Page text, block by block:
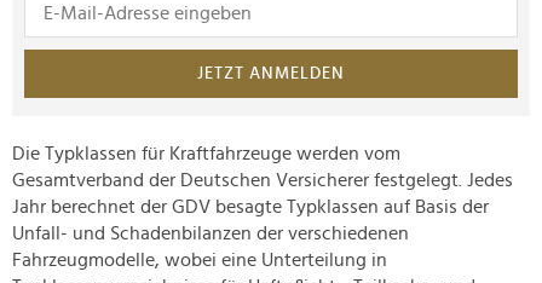
JETZT ANMELDEN
Die Typklassen für Kraftfahrzeuge werden vom
Gesamtverband der Deutschen Versicherer festgelegt. Jedes
Jahr berechnet der GDV besagte Typklassen auf Basis der
Unfall- und Schadenbilanzen der verschiedenen
Fahrzeugmodelle, wobei eine Unterteilung in